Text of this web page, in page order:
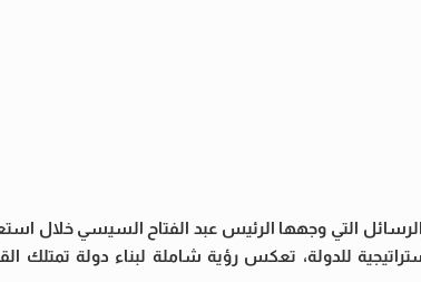
التي وجهها الرئيس عبد الفتاح السيسي خلال
للدولة، تعكس رؤية شاملة لبناء دولة تمتلك